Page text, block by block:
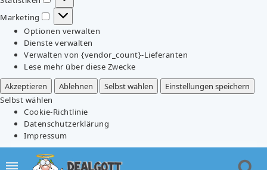
Statistiken
Marketing
Marketing
Optionen verwalten
Dienste verwalten
Verwalten von {vendor_count}-Lieferanten
Lese mehr über diese Zwecke
Akzeptieren
Ablehnen Selbst wählen
Einstellungen speichern
Selbst wählen
Cookie-Richtlinie
Datenschutzerklärung
Impressum